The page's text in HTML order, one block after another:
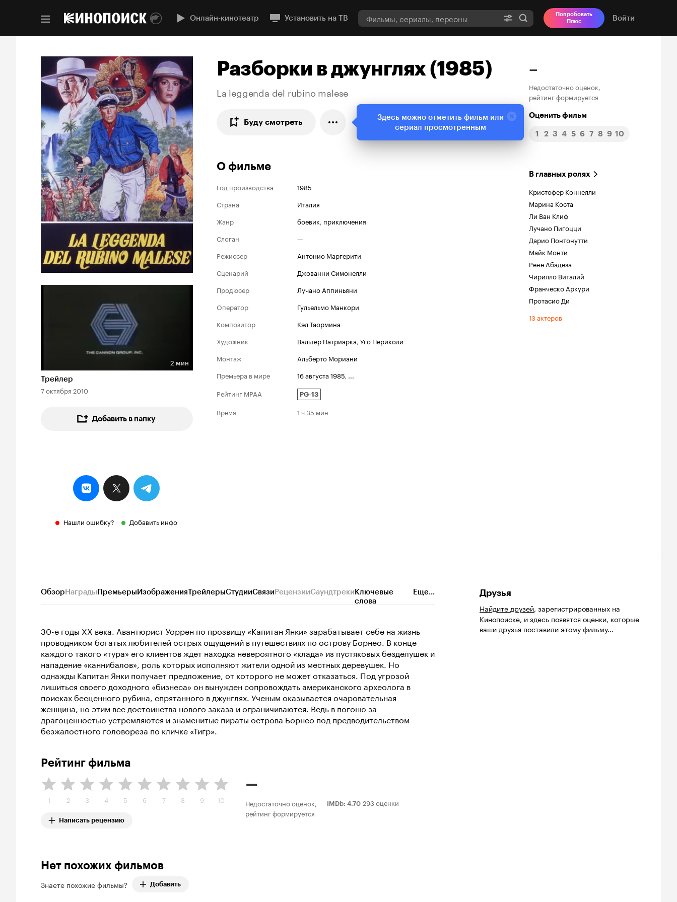
Онлайн-кинотеатр Установить на ТВ
Попробовать
Плюс
Войти
Длительность 2 мин
2 мин
Трейлер
7 октября 2010
Добавить в папку
Нашли ошибку? Добавить инфо
Разборки в джунглях (1985)
La leggenda del rubino malese
Буду смотреть
–
Недостаточно оценок,
рейтинг формируется
Оценить фильм
1 2 3 4 5 6 7 8 9 10
О фильме
Год производства
1985
Страна
Италия
Жанр
боевик, приключения
Слоган
—
Режиссер
Антонио Маргерити
Сценарий
Джованни Симонелли
Продюсер
Лучано Аппиньяни
Оператор
Гульельмо Манкори
Композитор
Кэл Таормина
Художник
Вальтер Патриарка, Уго Периколи
Монтаж
Альберто Мориани
Премьера в мире
16 августа 1985, ...
Рейтинг MPAA
PG-13
Время 1 ч 35 мин
В главных ролях
Кристофер Коннелли
Марина Коста
Ли Ван Клиф
Лучано Пигоцци
Дарио Понтонутти
Майк Монти
Рене Абадеза
Чирилло Виталий
Франческо Аркури
Протасио Ди
13 актеров
ОбзорНаградыПремьерыИзображенияТрейлерыСтудииСвязиРецензииСаундтрекиКлючевые
слова
Еще...
30-е годы XX века. Авантюрист Уоррен по прозвищу «Капитан Янки» зарабатывает себе на жизнь
проводником богатых любителей острых ощущений в путешествиях по острову Борнео. В конце
каждого такого «тура» его клиентов ждет находка невероятного «клада» из пустяковых безделушек и
нападение «каннибалов», роль которых исполняют жители одной из местных деревушек. Но
однажды Капитан Янки получает предложение, от которого не может отказаться. Под угрозой
лишиться своего доходного «бизнеса» он вынужден сопровождать американского археолога в
поисках бесценного рубина, спрятанного в джунглях. Ученым оказывается очаровательная
женщина, но этим все достоинства нового заказа и ограничиваются. Ведь в погоню за
драгоценностью устремляются и знаменитые пираты острова Борнео под предводительством
безжалостного головореза по кличке «Тигр».
Рейтинг фильма
1 2 3 4 5 6 7 8 9 10
Написать рецензию
–
Недостаточно оценок,
рейтинг формируется
IMDb: 4.70 293 оценки
Нет похожих фильмов
Знаете похожие фильмы? Добавить
Друзья
Найдите друзей, зарегистрированных на
Кинопоиске, и здесь появятся оценки, которые
ваши друзья поставили этому фильму...
Здесь можно отметить фильм или
сериал просмотренным